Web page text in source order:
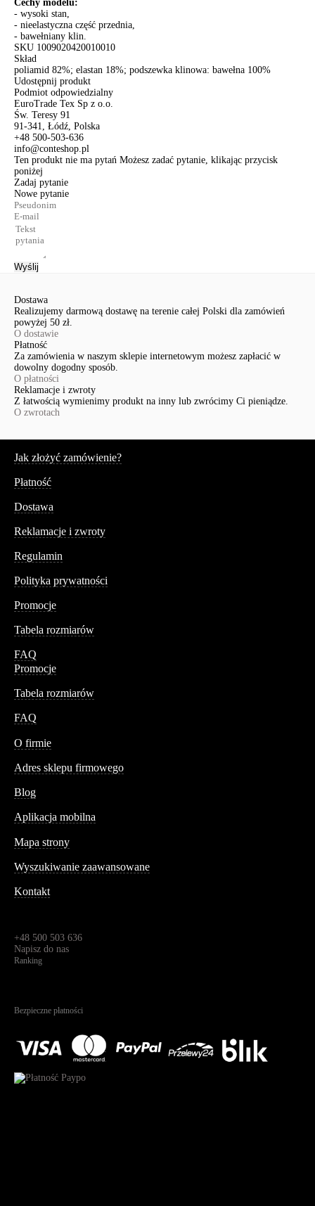
Cechy modelu:
- wysoki stan,
- nieelastyczna część przednia,
- bawełniany klin.
SKU 1009020420010010
Skład
poliamid 82%; elastan 18%; podszewka klinowa: bawełna 100%
Udostępnij produkt
Podmiot odpowiedzialny
EuroTrade Tex Sp z o.o.
Św. Teresy 91
91-341, Łódź, Polska
+48 500-503-636
info@conteshop.pl
Ten produkt nie ma pytań Możesz zadać pytanie, klikając przycisk
poniżej
Zadaj pytanie
Nowe pytanie
Wyślij
Dostawa
Realizujemy darmową dostawę na terenie całej Polski dla zamówień
powyżej 50 zł.
O dostawie
Płatność
Za zamówienia w naszym sklepie internetowym możesz zapłacić w
dowolny dogodny sposób.
O płatności
Reklamacje i zwroty
Z łatwością wymienimy produkt na inny lub zwrócimy Ci pieniądze.
O zwrotach
Jak złożyć zamówienie?
Płatność
Dostawa
Reklamacje i zwroty
Regulamin
Polityka prywatności
Promocje
Tabela rozmiarów
FAQ
Promocje
Tabela rozmiarów
FAQ
O firmie
Adres sklepu firmowego
Blog
Aplikacja mobilna
Mapa strony
Wyszukiwanie zaawansowane
Kontakt
+48 500 503 636
Napisz do nas
Ranking
Bezpieczne płatności